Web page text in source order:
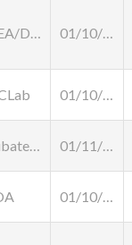
CEA/DACM 01/10/2023
01/10/2025
Subatech 01/11/2025
01/10/2024